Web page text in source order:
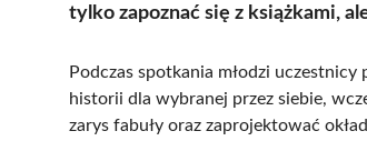
tylko zapoznać się z książkami,
Podczas spotkania młodzi
historii dla wybranej przez siebie,
zarys fabuły oraz zaprojektować